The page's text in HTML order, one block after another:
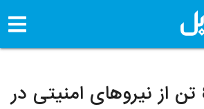
شدن 8 تن از نیروهای امنیتی در